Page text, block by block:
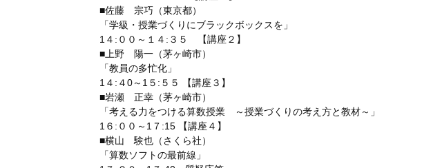
■佐藤 宗巧（東京都）
「学級・授業づくりにブラックボックスを」
1４:００～１４:３５ 【講座２】
■上野 陽一（茅ヶ崎市）
「教員の多忙化」
1４:４0～1５:５５ 【講座３】
■岩瀬 正幸（茅ヶ崎市）
「考える力をつける算数授業 ～授業づくりの考え方と教材～」
1６:００～1７:15 【講座４】
■横山 験也（さくら社）
「算数ソフトの最前線」